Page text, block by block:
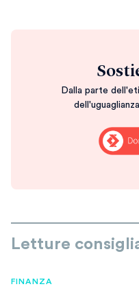
Dalla parte
Letture
FINANZA